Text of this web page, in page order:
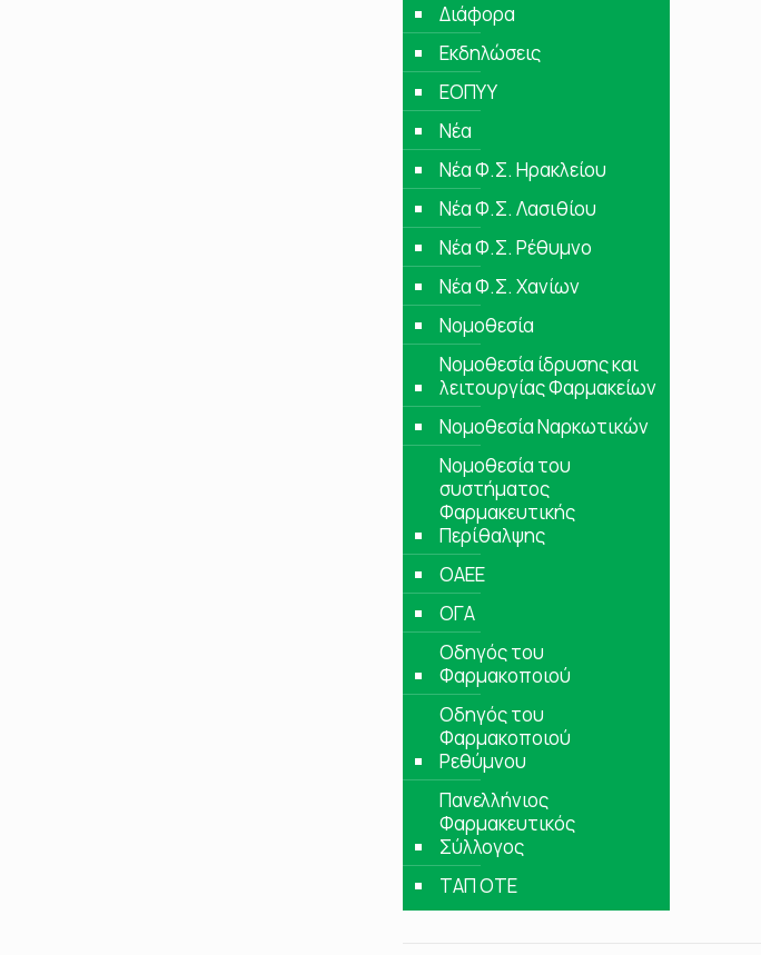
Διάφορα
Εκδηλώσεις
ΕΟΠΥΥ
Νέα
Νέα Φ.Σ. Ηρακλείου
Νέα Φ.Σ. Λασιθίου
Νέα Φ.Σ. Ρέθυμνο
Νέα Φ.Σ. Χανίων
Νομοθεσία
Νομοθεσία ίδρυσης και
λειτουργίας Φαρμακείων
Νομοθεσία Ναρκωτικών
Νομοθεσία του
συστήματος
Φαρμακευτικής
Περίθαλψης
ΟΑΕΕ
ΟΓΑ
Οδηγός του
Φαρμακοποιού
Οδηγός του
Φαρμακοποιού
Ρεθύμνου
Πανελλήνιος
Φαρμακευτικός
Σύλλογος
ΤΑΠ ΟΤΕ